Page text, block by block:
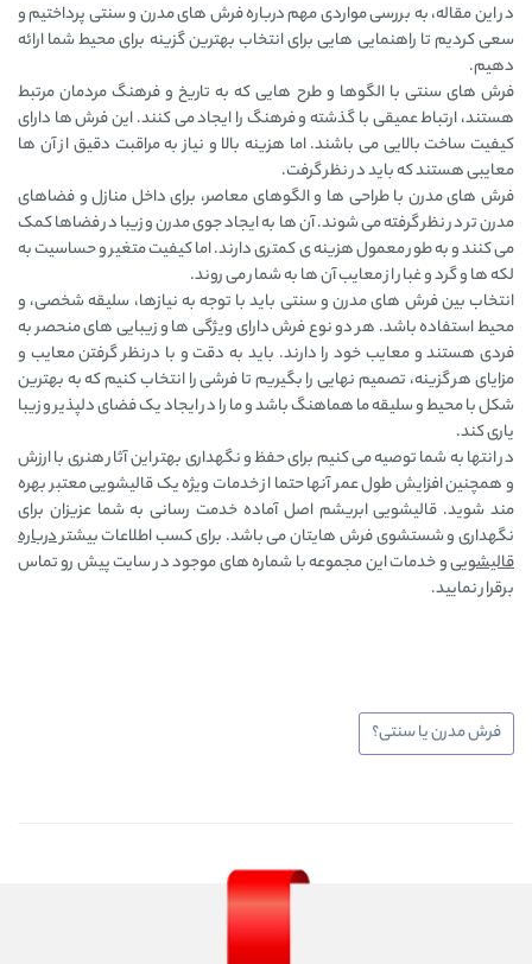
در این مقاله، به بررسی مواردی مهم درباره فرش‌ های مدرن و سنتی پرداختیم و
سعی کردیم تا راهنمایی ‌هایی برای انتخاب بهترین گزینه برای محیط شما ارائه
دهیم.
فرش ‌های سنتی با الگوها و طرح ‌هایی که به تاریخ و فرهنگ مردمان مرتبط
هستند، ارتباط عمیقی با گذشته و فرهنگ را ایجاد می ‌کنند. این فرش ‌ها دارای
کیفیت ساخت بالایی می‌ باشند. اما هزینه بالا و نیاز به مراقبت دقیق از آن ‌ها
معایبی هستند که باید در نظر گرفت.
فرش ‌های مدرن با طراحی‌ ها و الگوهای معاصر، برای داخل منازل و فضاهای
مدرن تر در نظر گرفته می شوند. آن ‌ها به ایجاد جوی مدرن و زیبا در فضاها کمک
می ‌کنند و به طور معمول هزینه‌ ی کمتری دارند. اما کیفیت متغیر و حساسیت به
لکه ‌ها و گرد و غبار از معایب آن ‌ها به شمار می روند.
انتخاب بین فرش ‌های مدرن و سنتی باید با توجه به نیازها، سلیقه شخصی، و
محیط استفاده باشد. هر دو نوع فرش دارای ویژگی ‌ها و زیبایی‌ های منحصر به
فردی هستند و معایب خود را دارند. باید به دقت و با درنظر گرفتن معایب و
مزایای هر گزینه، تصمیم نهایی را بگیریم تا فرشی را انتخاب کنیم که به بهترین
شکل با محیط و سلیقه ما هماهنگ باشد و ما را در ایجاد یک فضای دلپذیر و زیبا
یاری کند.
در انتها به شما توصیه می کنیم برای حفظ و نگهداری بهتر این آثار هنری با ارزش
و همچنین افزایش طول عمر آنها حتما از خدمات ویژه یک قالیشویی معتبر بهره
مند شوید. قالیشویی ابریشم اصل آماده خدمت رسانی به شما عزیزان برای
نگهداری و شستشوی فرش هایتان می باشد. برای کسب اطلاعات بیشتردرباره
قالیشوییو خدمات این مجموعه با شماره های موجود در سایت پیش رو تماس
برقرار نمایید.
فرش مدرن یا سنتی؟